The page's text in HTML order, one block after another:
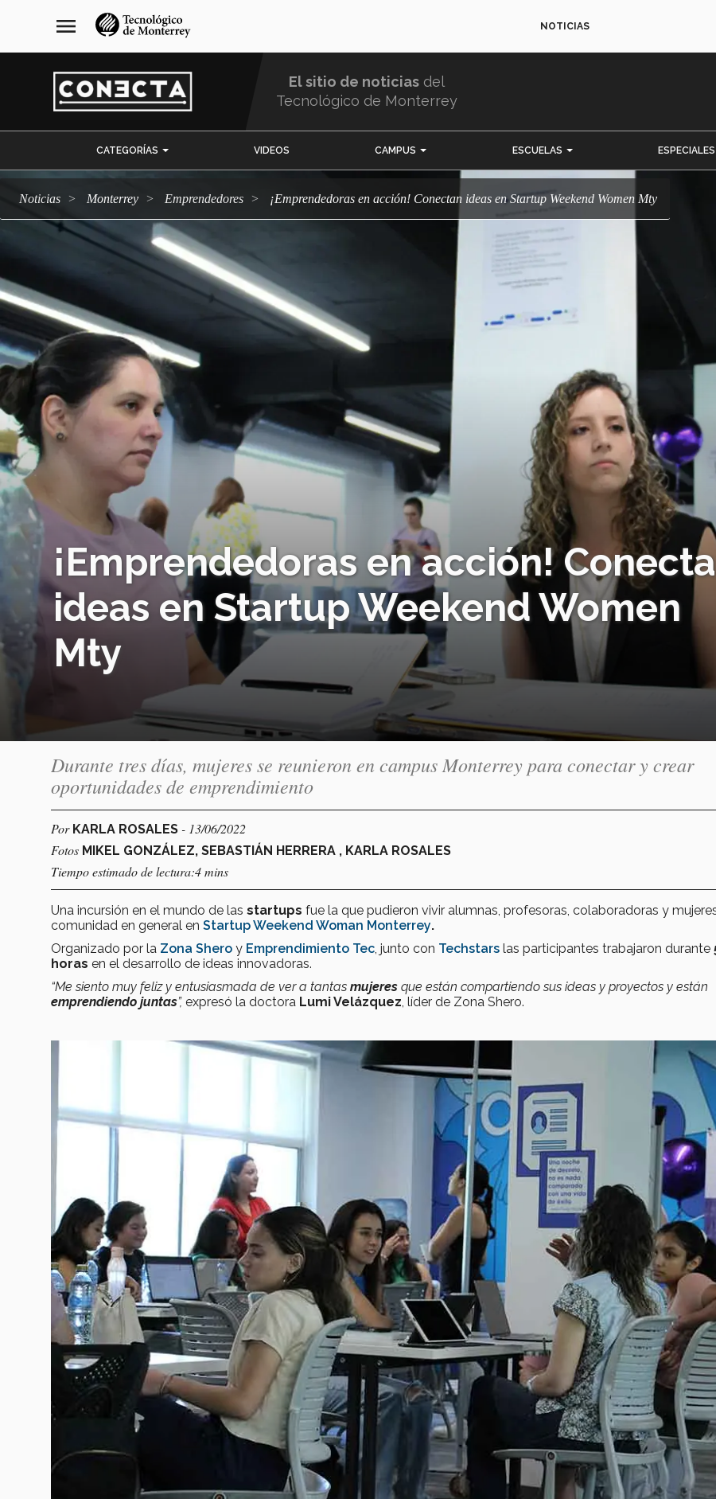
navegación
principal
menu NOTICIAS
El sitio de noticias del
Tecnológico de Monterrey
CATEGORÍAS VIDEOS CAMPUS ESCUELAS ESPECIALES
Noticias Monterrey emprendedores ¡Emprendedoras en acción! Conectan ideas en Startup Weekend Women Mty
¡Emprendedoras en acción!
ideas en Startup Weekend Women
Mty
Durante tres días, mujeres se reunieron en campus Monterrey para conectar y crear
oportunidades de emprendimiento
Por KARLA ROSALES - 13/06/2022
Fotos MIKEL GONZÁLEZ, SEBASTIÁN HERRERA , KARLA ROSALES
Tiempo estimado de lectura:4 mins
Una incursión en el mundo de las startups fue la que pudieron vivir alumnas, profesoras, colaboradoras y
comunidad en general en Startup Weekend Woman Monterrey.
Organizado por la Zona Shero y Emprendimiento Tec , junto con Techstars las participantes trabajaron durante
horas en el desarrollo de ideas innovadoras.
“Me siento muy feliz y entusiasmada de ver a tantas mujeres que están compartiendo sus ideas y proyectos y están
emprendiendo juntas”, expresó la doctora Lumi Velázquez , líder de Zona Shero.